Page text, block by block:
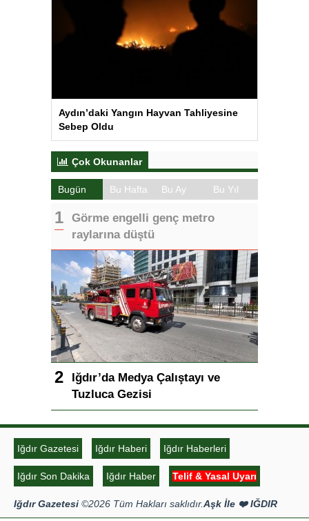
Aydın’daki Yangın Hayvan Tahliyesine
Sebep Oldu
Çok Okunanlar
Bugün Bu Hafta Bu Ay Bu Yıl
Görme engelli genç metro
raylarına düştü
Iğdır’da Medya Çalıştayı ve
Tuzluca Gezisi
Iğdır Gazetesi Iğdır Haberi Iğdır Haberleri
Iğdır Son Dakika Iğdır Haber Telif & Yasal Uyarı
Iğdır Gazetesi ©2026 Tüm Hakları saklıdır.Aşk İle ❤️ IĞDIR